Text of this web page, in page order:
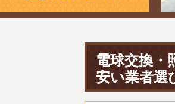
電球交換・
安い業者選